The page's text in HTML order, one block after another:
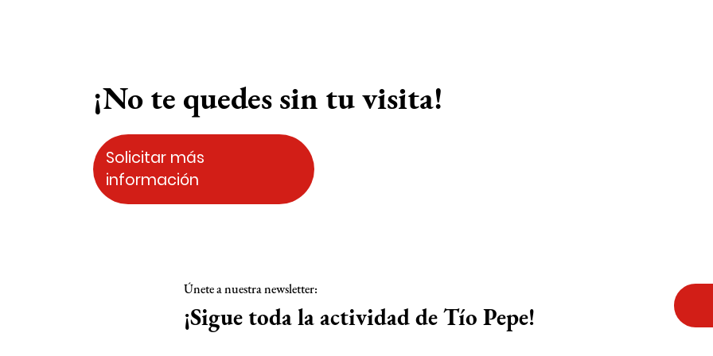
¡No te quedes sin tu visita!
Solicitar más
información
Únete a nuestra newsletter:
¡Sigue toda la actividad de Tío Pepe!